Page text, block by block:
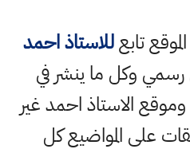
تابعللاستاذ احمد
وكل ما ينشر في
الاستاذ احمد غير
على المواضيع كل